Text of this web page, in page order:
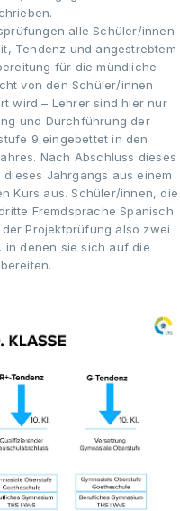
alle Schüler/innen
Tendenz und angestrebtem
für die mündliche
von den Schüler/innen
wird – Lehrer sind hier nur
und Durchführung der
9 eingebettet in den
Nach Abschluss dieses
Jahrgangs aus einem
Kurs aus. Schüler/innen, die
Fremdsprache Spanisch
Projektprüfung also zwei
in denen sie sich auf die